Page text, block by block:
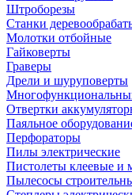
Штроборезы
Станки
Молотки отбойные
Гайковерты
Граверы
Дрели и шуруповерты
Отвертки
Паяльное
Перфораторы
Пилы электрические
Пистолеты клеевые и
Пылесосы